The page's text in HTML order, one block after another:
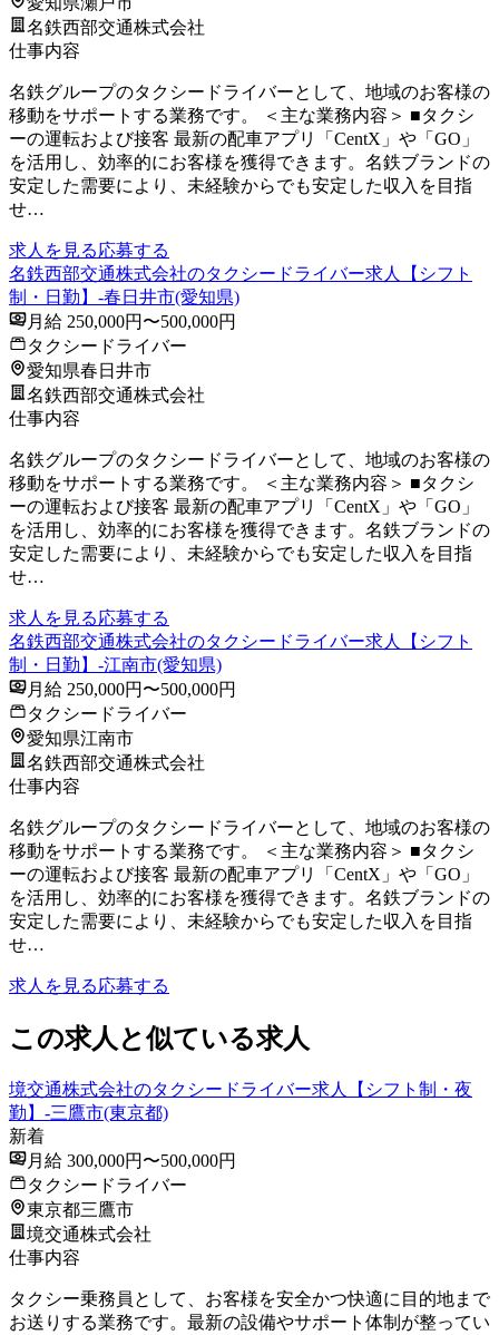
名鉄西部交通株式会社
仕事内容
名鉄グループのタクシードライバーとして、地域のお客様の
移動をサポートする業務です。 ＜主な業務内容＞ ■タクシ
ーの運転および接客 最新の配車アプリ「CentX」や「GO」
を活用し、効率的にお客様を獲得できます。名鉄ブランドの
安定した需要により、未経験からでも安定した収入を目指
せ…
求人を見る応募する
名鉄西部交通株式会社のタクシードライバー求人【シフト
制・日勤】-春日井市(愛知県)
月給 250,000円〜500,000円
タクシードライバー
愛知県春日井市
名鉄西部交通株式会社
仕事内容
名鉄グループのタクシードライバーとして、地域のお客様の
移動をサポートする業務です。 ＜主な業務内容＞ ■タクシ
ーの運転および接客 最新の配車アプリ「CentX」や「GO」
を活用し、効率的にお客様を獲得できます。名鉄ブランドの
安定した需要により、未経験からでも安定した収入を目指
せ…
求人を見る応募する
名鉄西部交通株式会社のタクシードライバー求人【シフト
制・日勤】-江南市(愛知県)
月給 250,000円〜500,000円
タクシードライバー
愛知県江南市
名鉄西部交通株式会社
仕事内容
名鉄グループのタクシードライバーとして、地域のお客様の
移動をサポートする業務です。 ＜主な業務内容＞ ■タクシ
ーの運転および接客 最新の配車アプリ「CentX」や「GO」
を活用し、効率的にお客様を獲得できます。名鉄ブランドの
安定した需要により、未経験からでも安定した収入を目指
せ…
求人を見る応募する
この求人と似ている求人
境交通株式会社のタクシードライバー求人【シフト制・夜
勤】-三鷹市(東京都)
新着
月給 300,000円〜500,000円
タクシードライバー
東京都三鷹市
境交通株式会社
仕事内容
タクシー乗務員として、お客様を安全かつ快適に目的地まで
お送りする業務です。最新の設備やサポート体制が整ってい